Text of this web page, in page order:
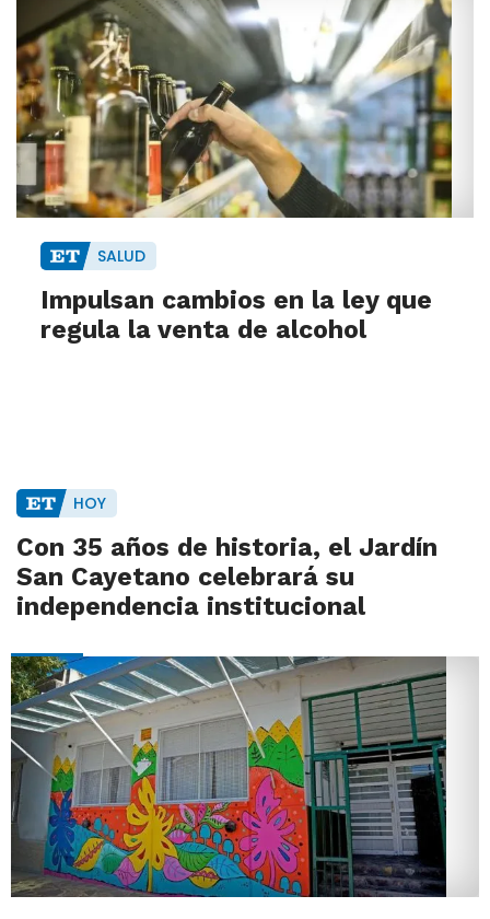
SALUD
Impulsan cambios en la ley que
regula la venta de alcohol
HOY
Con 35 años de historia, el Jardín
San Cayetano celebrará su
independencia institucional